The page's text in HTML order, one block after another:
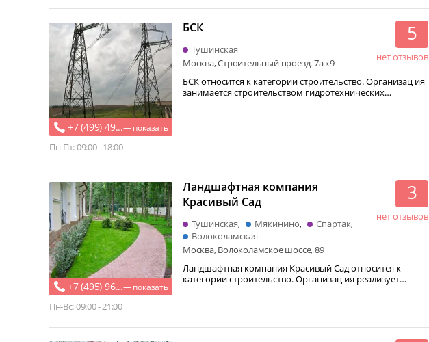
+7 (499) 49...— показать
Пн-Пт: 09:00 - 18:00
БСК 5
нет отзывов
Тушинская
Москва, Строительный проезд, 7а к9
БСК относится к категории строительство. Организац ия
занимается строительством гидротехнических…
+7 (495) 96...— показать
Пн-Вс: 09:00 - 21:00
Ландшафтная компания
Красивый Сад
3
нет отзывов
Тушинская Мякинино
Спартак
Волоколамская
Москва, Волоколамское шоссе, 89
Ландшафтная компания Красивый Сад относится к
категории строительство. Организац ия реализует